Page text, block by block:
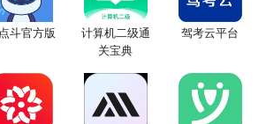
斗官方版
计算机二级通
关宝典
驾考云平台